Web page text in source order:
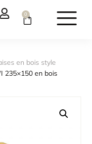
0
en bois style
235×150 en bois